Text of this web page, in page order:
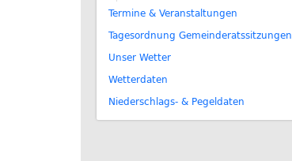
Termine & Veranstaltungen
Tagesordnung Gemeinderatssitzungen
Unser Wetter
Wetterdaten
Niederschlags- & Pegeldaten